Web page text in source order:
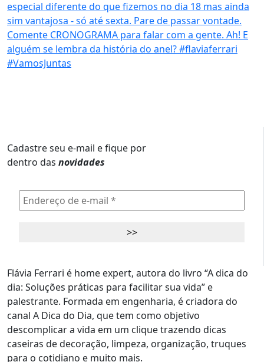
Cadastre seu e-mail e fique por
dentro das novidades
Flávia Ferrari é home expert, autora do livro “A dica do
dia: Soluções práticas para facilitar sua vida” e
palestrante. Formada em engenharia, é criadora do
canal A Dica do Dia, que tem como objetivo
descomplicar a vida em um clique trazendo dicas
caseiras de decoração, limpeza, organização, truques
para o cotidiano e muito mais.